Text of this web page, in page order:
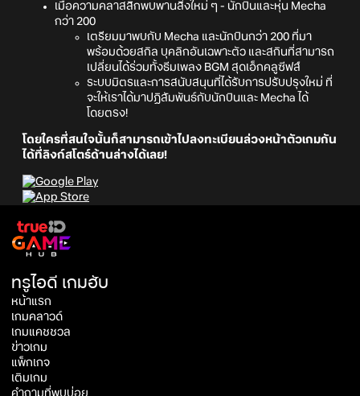
เมื่อความคลาสสิกพบพานสิ่งใหม่ ๆ - นักบินและหุ่น Mecha
กว่า 200
เตรียมมาพบกับ Mecha และนักบินกว่า 200 ที่มา
พร้อมด้วยสกิล บุคลิกอันเฉพาะตัว และสกินที่สามารถ
เปลี่ยนได้ร่วมทั้งธีมเพลง BGM สุดเอ็กคลูซีฟส์
ระบบมิตรและการสนับสนุนที่ได้รับการปรับปรุงใหม่ ที่
จะให้เราได้มาปฏิสัมพันธ์กับนักบินและ Mecha ได้
โดยตรง!
โดยใครที่สนใจนั้นก็สามารถเข้าไปลงทะเบียนล่วงหน้าตัวเกมกัน
ได้ที่ลิงก์สโตร์ด้านล่างได้เลย!
ทรูไอดี เกมฮับ
หน้าแรก
เกมคลาวด์
เกมแคชชวล
ข่าวเกม
แพ็กเกจ
เติมเกม